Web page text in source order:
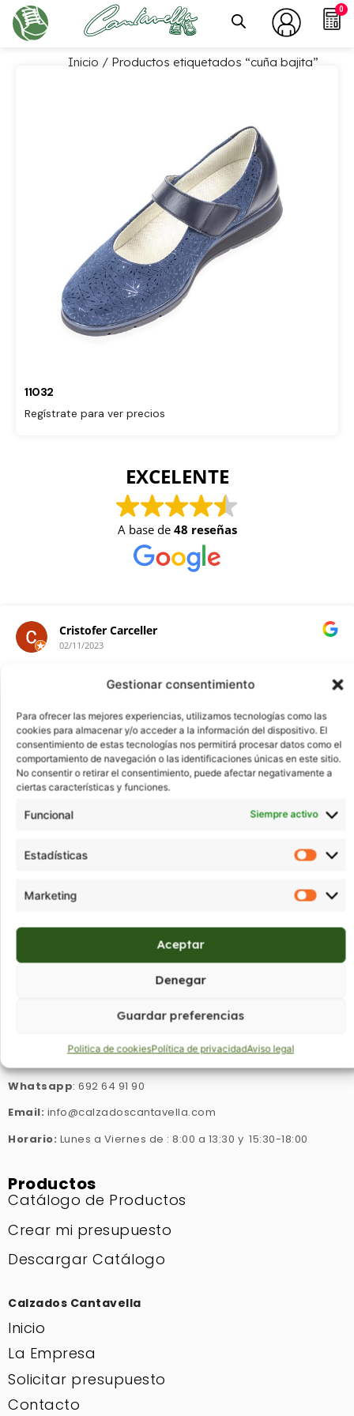
Gestionar consentimiento
Para ofrecer las mejores experiencias, utilizamos tecnologías como las
cookies para almacenar y/o acceder a la información del dispositivo. El
consentimiento de estas tecnologías nos permitirá procesar datos como el
comportamiento de navegación o las identificaciones únicas en este sitio.
No consentir o retirar el consentimiento, puede afectar negativamente a
ciertas características y funciones.
Funcional Siempre activo
Estadísticas
Marketing
Aceptar
Denegar
Guardar preferencias
Politica de cookiesPolítica de privacidadAviso legal
0
Inicio / Productos etiquetados “cuña bajita”
11032
Regístrate para ver precios
EXCELENTE
A base de 48 reseñas
Cristofer Carceller
02/11/2023
Tienda de primera donde las aya
C/ Aragón 14, Castellón de la Plana,
Whatsapp: 692 64 91 90
Email: info@calzadoscantavella.com
Horario: Lunes a Viernes de : 8:00 a 13:30 y 15:30-18:00
Productos
Catálogo de Productos
Crear mi presupuesto
Descargar Catálogo
Calzados Cantavella
Inicio
La Empresa
Solicitar presupuesto
Contacto